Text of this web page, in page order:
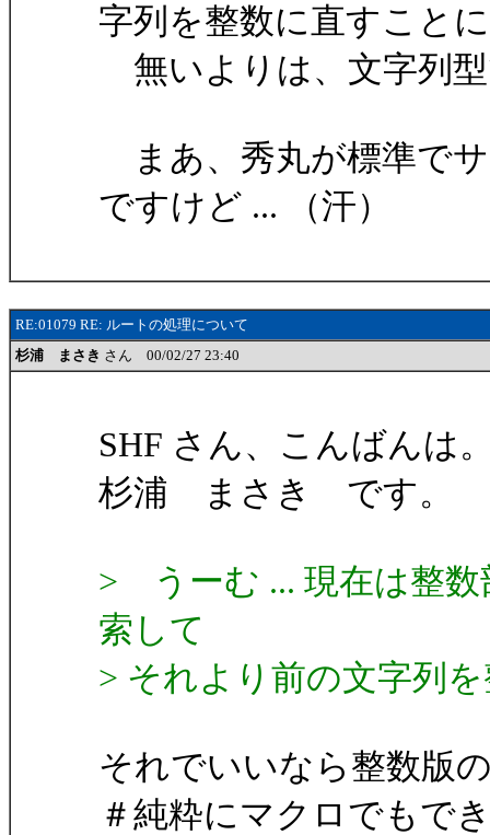
字列を整数に直すこと
無いよりは、文字列
まあ、秀丸が標準で
ですけど ... （汗）
RE:01079 RE: ルートの処理について
杉浦 まさき さん 00/02/27 23:40
SHF さん、こんばんは
杉浦 まさき です。
> うーむ ... 現在は整数
索して
> それより前の文字列
それでいいなら整数版
＃純粋にマクロでもで